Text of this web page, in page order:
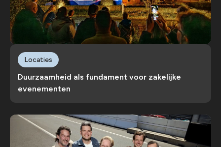
Duurzaamheid als fundament voor zakelijke
evenementen
Locaties